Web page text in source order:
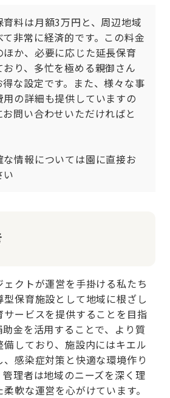
料は月額3万円と、周辺地域
非常に経済的です。この料金
か、必要に応じた延長保育
り、多忙を極める親御さん
な設定です。また、様々な事
の詳細も提供していますの
問い合わせいただければと
情報については園に直接お
い
クトが運営を手掛ける私たち
保育施設として地域に根ざし
サービスを提供することを目指
助金を活用することで、より質
しており、施設内にはキエル
感染症対策と快適な環境作り
理者は地域のニーズを深く理
軟な運営を心がけています。